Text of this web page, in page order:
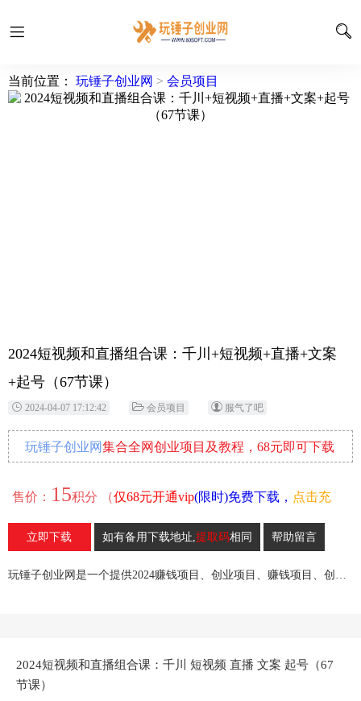
当前位置： 玩锤子创业网 > 会员项目
2024短视频和直播组合课：千川+短视频+直播+文案
+起号（67节课）
2024-04-07 17:12:42 会员项目 服气了吧
玩锤子创业网集合全网创业项目及教程，68元即可下载
售价： 15积分 （仅68元开通vip(限时)免费下载， 点击充
）
立即下载 如有备用下载地址,提取码相同 帮助留言
玩锤子创业网是一个提供2024赚钱项目、创业项目、赚钱项目、创业赚钱教程、引流教程的创业网,欢迎来玩锤子创业网！
2024短视频和直播组合课：千川 短视频 直播 文案 起号（67
节课）